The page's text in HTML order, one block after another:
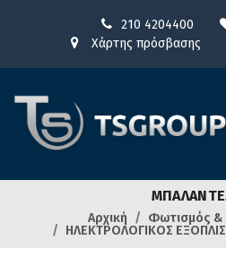
210 4204400
Χάρτης πρόσβασης
Αρχική
Φωτισμός &
ΗΛΕΚΤΡΟΛΟΓΙΚΟΣ